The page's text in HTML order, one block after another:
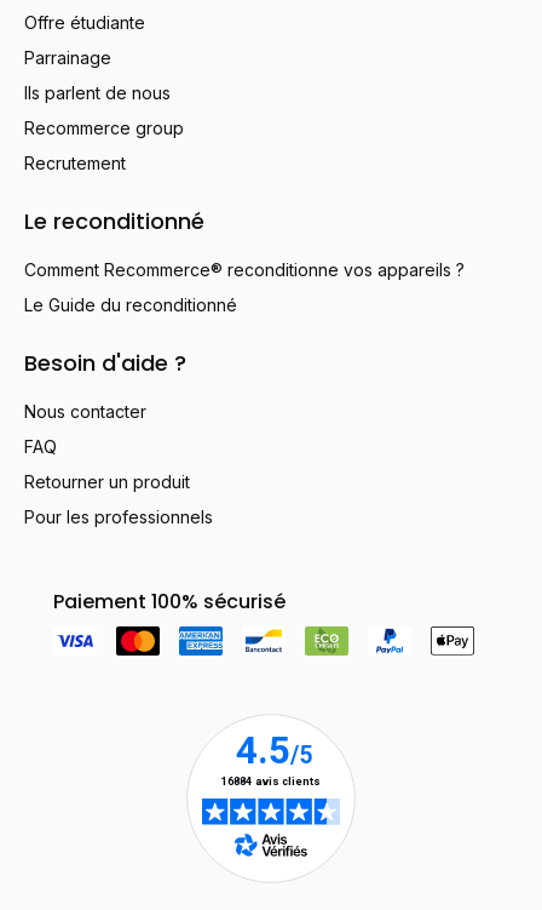
Offre étudiante
Parrainage
Ils parlent de nous
Recommerce group
Recrutement
Le reconditionné
Comment Recommerce® reconditionne vos appareils ?
Le Guide du reconditionné
Besoin d'aide ?
Nous contacter
FAQ
Retourner un produit
Pour les professionnels
Paiement 100% sécurisé